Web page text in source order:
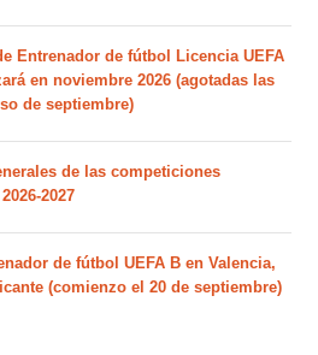
Entrenador de fútbol Licencia UEFA
en noviembre 2026 (agotadas las
de septiembre)
de las competiciones
2027
de fútbol UEFA B en Valencia,
(comienzo el 20 de septiembre)